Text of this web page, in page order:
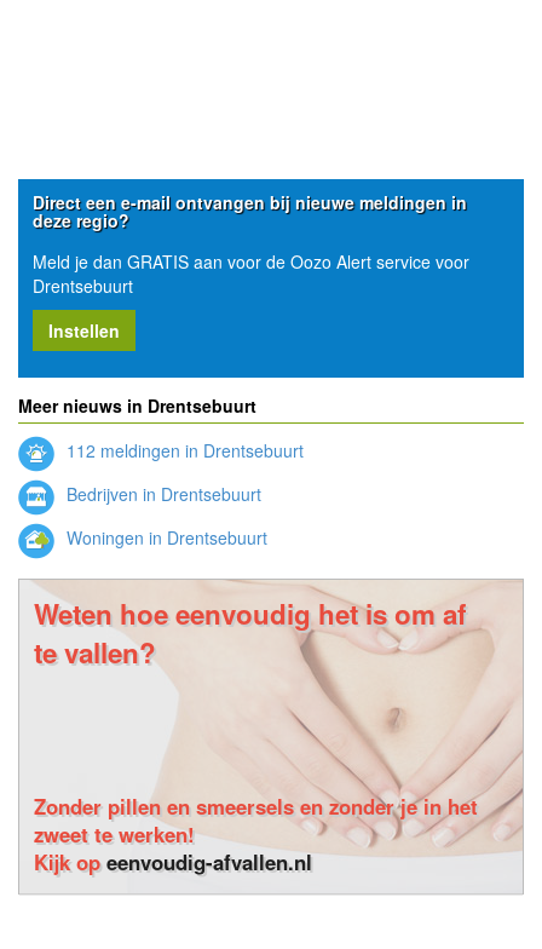
Direct een e-mail ontvangen bij nieuwe meldingen in
deze regio?
Meld je dan GRATIS aan voor de Oozo Alert service voor
Drentsebuurt
Instellen
Meer nieuws in Drentsebuurt
112 meldingen in Drentsebuurt
Bedrijven in Drentsebuurt
Woningen in Drentsebuurt
Weten hoe eenvoudig het is om af
te vallen?
Zonder pillen en smeersels en zonder je in het
zweet te werken!
Kijk opeenvoudig-afvallen.nl